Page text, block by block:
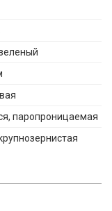
паропроницаемая